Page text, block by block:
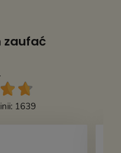
zaufać
1639